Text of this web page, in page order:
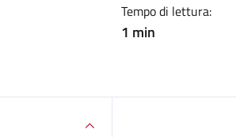
Tempo di lettura:
1 min